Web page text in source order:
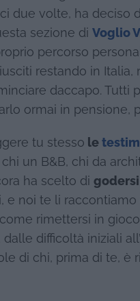
due volte, ha
sezione di Voglio
percorso
restando in Italia,
daccapo.
ormai in
tu stesso le
un B&B, chi da
ha scelto di
e noi te li
rimettersi in
difficoltà iniziali
di chi, prima di te,